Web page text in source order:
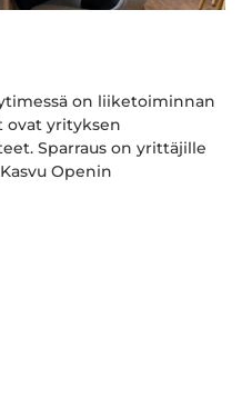
on liiketoiminnan
ovat yrityksen
Sparraus on yrittäjille
Openin